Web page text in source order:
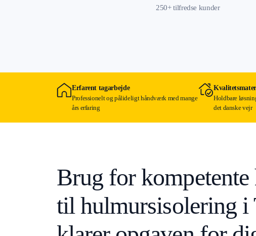
250+ tilfredse kunder
Erfarent tagarbejde
Professionelt og pålideligt håndværk med mange
års erfaring
Holdbare
det danske vejr
Brug for
til hulmursisolering i